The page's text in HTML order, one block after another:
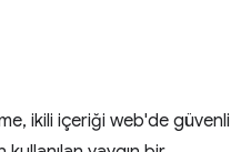
ikili içeriği web'de güvenli